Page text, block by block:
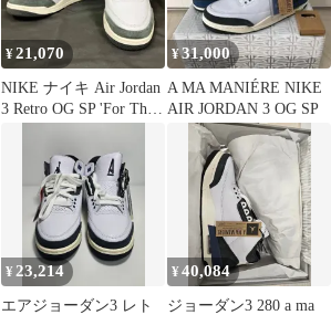
¥21,070
NIKE ナイキ Air Jordan
3 Retro OG SP 'For The
HV8571-100 メンズ
27.5cm 白×深緑 スニー
カー 靴
¥31,000
A MA MANIÉRE NIKE
AIR JORDAN 3 OG SP
¥ 23,214
エアジョーダン3 レト
¥40,084
ジョーダン3 280 a ma